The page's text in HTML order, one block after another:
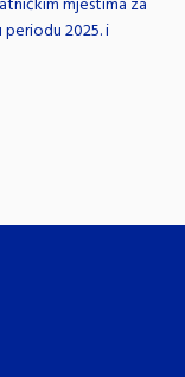
mjestima za
2025. i